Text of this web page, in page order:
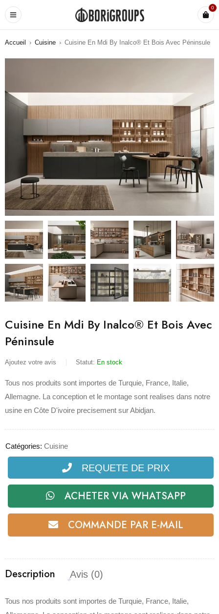
0
Accueil › Cuisine › Cuisine En Mdi By Inalco® Et Bois Avec Péninsule
Cuisine En Mdi By Inalco® Et Bois Avec
Péninsule
Ajoutez votre avis Statut: En stock
Tous nos produits sont importes de Turquie, France, Italie,
Allemagne. La conception et le montage sont realises dans notre
usine en Côte D'ivoire precisement sur Abidjan.
Catégories: Cuisine
REQUETE DE PRIX
ACHETER VIA WHATSAPP
COMMANDE PAR E-MAIL
Description Avis (0)
Tous nos produits sont importes de Turquie, France, Italie,